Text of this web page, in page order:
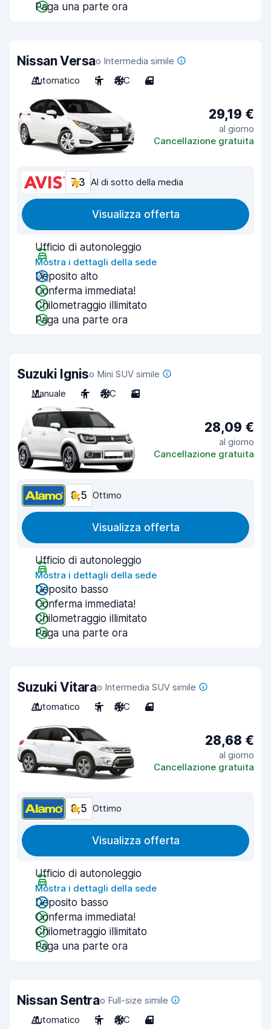
Paga una parte ora
Nissan Versao Intermedia simile
Automatico
5 A/C 4
29,19 €
al giorno
Cancellazione gratuita
7,3 Al di sotto della media
Visualizza offerta
Ufficio di autonoleggio
Mostra i dettagli della sede
Deposito alto
Conferma immediata!
Chilometraggio illimitato
Paga una parte ora
Suzuki Igniso Mini SUV simile
Manuale
4 A/C 3
28,09 €
al giorno
Cancellazione gratuita
8,5 Ottimo
Visualizza offerta
Ufficio di autonoleggio
Mostra i dettagli della sede
Deposito basso
Conferma immediata!
Chilometraggio illimitato
Paga una parte ora
Suzuki Vitarao Intermedia SUV simile
Automatico
5 A/C 4
28,68 €
al giorno
Cancellazione gratuita
8,5 Ottimo
Visualizza offerta
Ufficio di autonoleggio
Mostra i dettagli della sede
Deposito basso
Conferma immediata!
Chilometraggio illimitato
Paga una parte ora
Nissan Sentrao Full-size simile
Automatico
5 A/C 4